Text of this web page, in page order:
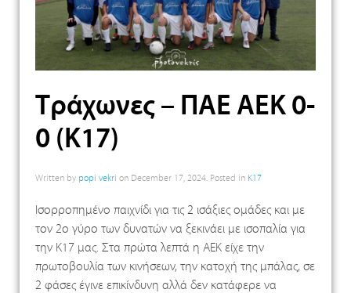
Τράχωνες – ΠΑΕ ΑΕΚ 0-
0 (Κ17)
Written by popi vekri on December 17, 2024. Posted in K17
Ισορροπημένο παιχνίδι για τις 2 ισάξιες ομάδες και με
τον 2ο γύρο των δυνατών να ξεκινάει με ισοπαλία για
την Κ17 μας. Στα πρώτα λεπτά η ΑΕΚ είχε την
πρωτοβουλία των κινήσεων, την κατοχή της μπάλας, σε
2 φάσες έγινε επικίνδυνη αλλά δεν κατάφερε να